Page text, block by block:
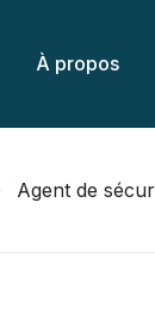
À propos